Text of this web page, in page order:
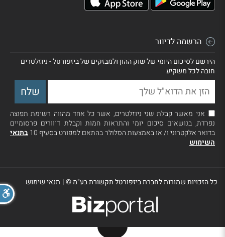
הרשמה לדיוור
הירשם לסיכום היומי של שוק ההון ולמבזקים של ביזפורטל - ניוזלטרים
חובה לכל משקיע
אני מאשר קבלת שני ניוזלטרים, אשר כל אחד מהווה רשימת תפוצה
נפרדת, בנושאים סיכום יומי והתראות חמות וקבלת דיוורים פרסומיים
בדואר אלקטרוני ו/ או באמצעות הסלולר בהתאם למפורט בסעיף 10
בתנאי
השימוש
כל הזכויות שמורות לחברת ביזפורטל תקשורת בע"מ ©| תנאי שימוש